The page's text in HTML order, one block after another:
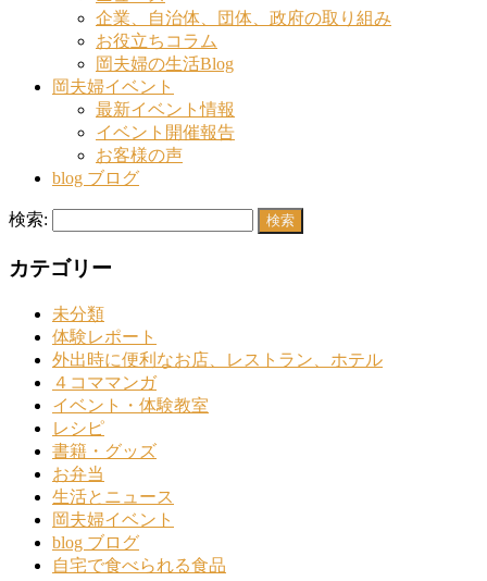
企業、自治体、団体、政府の取り組み
お役立ちコラム
岡夫婦の生活Blog
岡夫婦イベント
最新イベント情報
イベント開催報告
お客様の声
blog ブログ
検索:
カテゴリー
未分類
体験レポート
外出時に便利なお店、レストラン、ホテル
４コママンガ
イベント・体験教室
レシピ
書籍・グッズ
お弁当
生活とニュース
岡夫婦イベント
blog ブログ
自宅で食べられる食品